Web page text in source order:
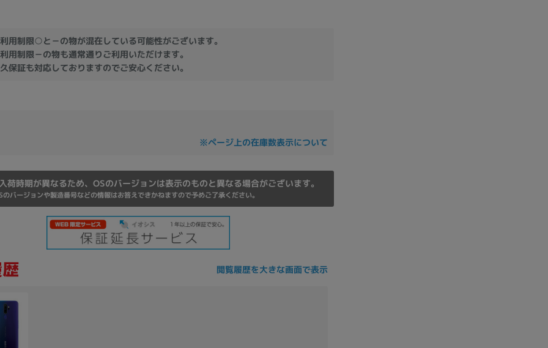
用制限○と－の物が混在している可能性がございます。
用制限－の物も通常通りご利用いただけます。
保証も対応しておりますのでご安心ください。
※ページ上の在庫数表示について
荷時期が異なるため、OSのバージョンは表示のものと異なる場合がございます。
のバージョンや製造番号などの情報はお答えできかねますので予めご了承ください。
閲覧履歴を大きな画面で表示
Core i7
Core i5
~
発売日
年